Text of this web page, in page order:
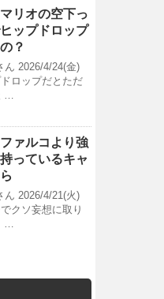
マリオの空下っ
ップドロップ
？
ん 2026/4/24(金)
ロップだとただ
…
ファルコより強
っているキャ
ん 2026/4/21(火)
クソ妄想に取り
…